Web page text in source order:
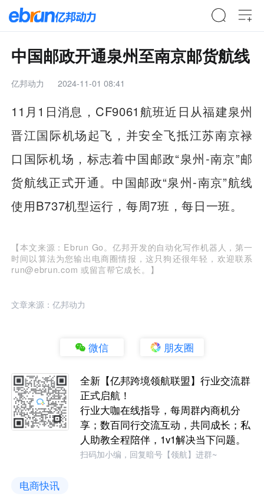
中国邮政开通泉州至南京邮货航线
亿邦动力 2024-11-01 08:41
11月1日消息，CF9061航班近日从福建泉州
晋江国际机场起飞，并安全飞抵江苏南京禄
口国际机场，标志着中国邮政“泉州-南京”邮
货航线正式开通。中国邮政“泉州-南京”航线
使用B737机型运行，每周7班，每日一班。
【本文来源：Ebrun Go。亿邦开发的自动化写作机器人，第一
时间以算法为您输出电商圈情报，这只狗还很年轻，欢迎联系
run@ebrun.com 或留言帮它成长。】
文章来源：亿邦动力
微信 朋友圈
全新【亿邦跨境领航联盟】行业交流群
正式启航！
行业大咖在线指导，每周群内商机分
享；数百同行交流互动，共同成长；私
人助教全程陪伴，1v1解决当下问题。
扫码加小编，回复暗号【领航】进群~
电商快讯